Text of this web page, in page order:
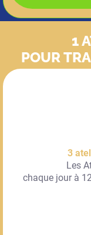
1
POUR
3
Les
chaque jour à